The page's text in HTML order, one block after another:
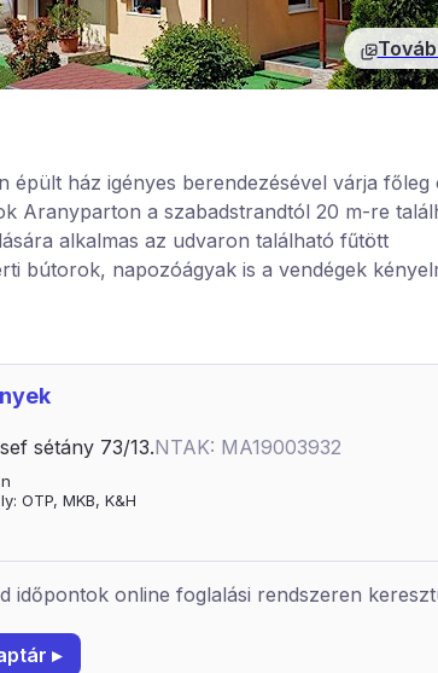
épült ház igényes berendezésével várja főleg
Aranyparton a szabadstrandtól 20 m-re
alkalmas az udvaron található fűtött
bútorok, napozóágyak is a vendégek
kívül 2 fős szoba is áll a vendégek
fürdőszobával, illetve zuhanyzóval,
Satelit programokkal rendelkezik.
csak a kijelölt területen lehetséges.
lánybúcsút valamint fiatal bulizós
sétány 73/13.NTAK: MA19003932
OTP, MKB, K&H
időpontok online foglalási rendszeren
▸